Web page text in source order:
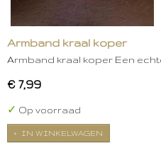
Armband kraal koper
Armband kraal koper Een
€ 7,99
✓ Op voorraad
IN WINKELWAGEN